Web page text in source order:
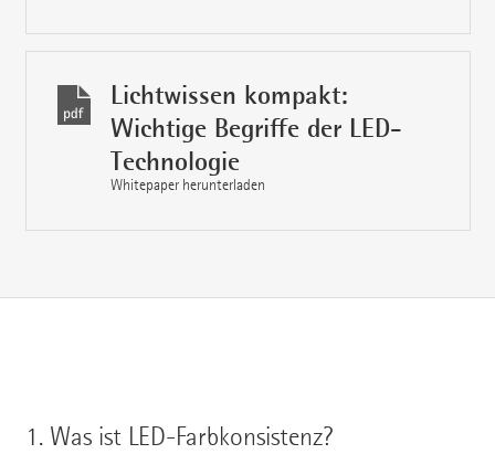
Lichtwissen kompakt:
Wichtige Begriffe der LED-
Technologie
Whitepaper herunterladen
1. Was ist LED-Farbkonsistenz?